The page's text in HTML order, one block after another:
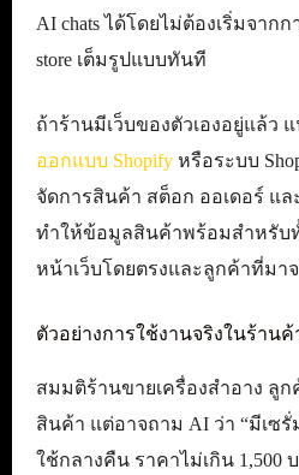
AI chats ได้โดยไม่ต้องเริ่มจากก
store เต็มรูปแบบทันที
ถ้าร้านมีเว็บของตัวเองอยู่แล้ว
ออกแบบ Shopify หรือระบบ
จัดการสินค้า สต็อก ออเดอร์ แล
ทำให้ข้อมูลสินค้าพร้อมสำหรับ
หน้าเว็บโดยตรงและลูกค้าที่มาจ
ตัวอย่างการใช้งานจริงในร้าน
สมมติร้านขายเครื่องสำอาง ลู
สินค้า แต่อาจถาม AI ว่า “มีเซ
ใช้กลางคืน ราคาไม่เกิน 1,500